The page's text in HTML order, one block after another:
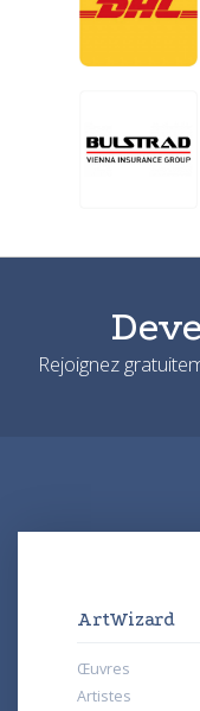
Rejoignez
ArtWizard
Œuvres
Artistes